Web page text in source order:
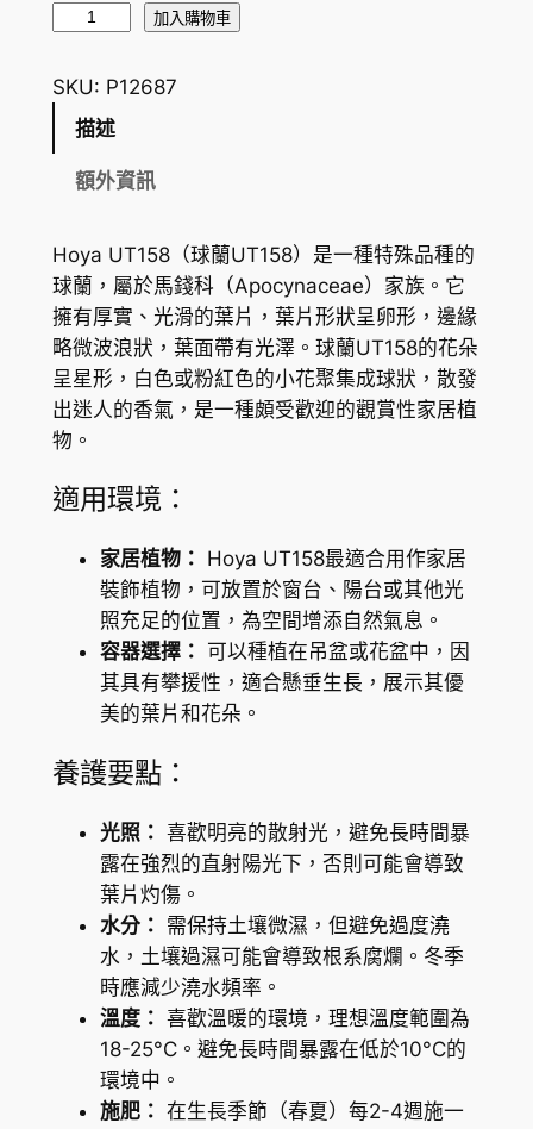
U
T
o
y
a
U
T
1
5
8
數
加入購物車
SKU: P12687
描述
額外資訊
Hoya UT158（球蘭UT158）是一種特殊品種的
球蘭，屬於馬錢科（Apocynaceae）家族。它
擁有厚實、光滑的葉片，葉片形狀呈卵形，邊緣
略微波浪狀，葉面帶有光澤。球蘭UT158的花朵
呈星形，白色或粉紅色的小花聚集成球狀，散發
出迷人的香氣，是一種頗受歡迎的觀賞性家居植
物。
適用環境：
家居植物： Hoya UT158最適合用作家居
裝飾植物，可放置於窗台、陽台或其他光
照充足的位置，為空間增添自然氣息。
容器選擇： 可以種植在吊盆或花盆中，因
其具有攀援性，適合懸垂生長，展示其優
美的葉片和花朵。
養護要點：
光照： 喜歡明亮的散射光，避免長時間暴
露在強烈的直射陽光下，否則可能會導致
葉片灼傷。
水分： 需保持土壤微濕，但避免過度澆
水，土壤過濕可能會導致根系腐爛。冬季
時應減少澆水頻率。
溫度： 喜歡溫暖的環境，理想溫度範圍為
18-25°C。避免長時間暴露在低於10°C的
環境中。
施肥： 在生長季節（春夏）每2-4週施一